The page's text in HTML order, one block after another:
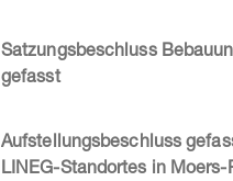
Satzungsbeschluss
gefasst
Aufstellungsbeschluss
LINEG-Standortes in